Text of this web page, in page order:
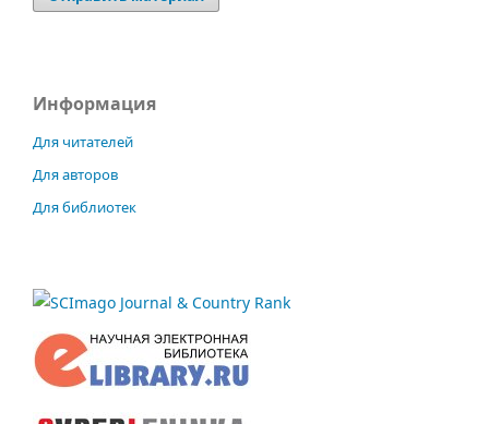
Информация
Для читателей
Для авторов
Для библиотек